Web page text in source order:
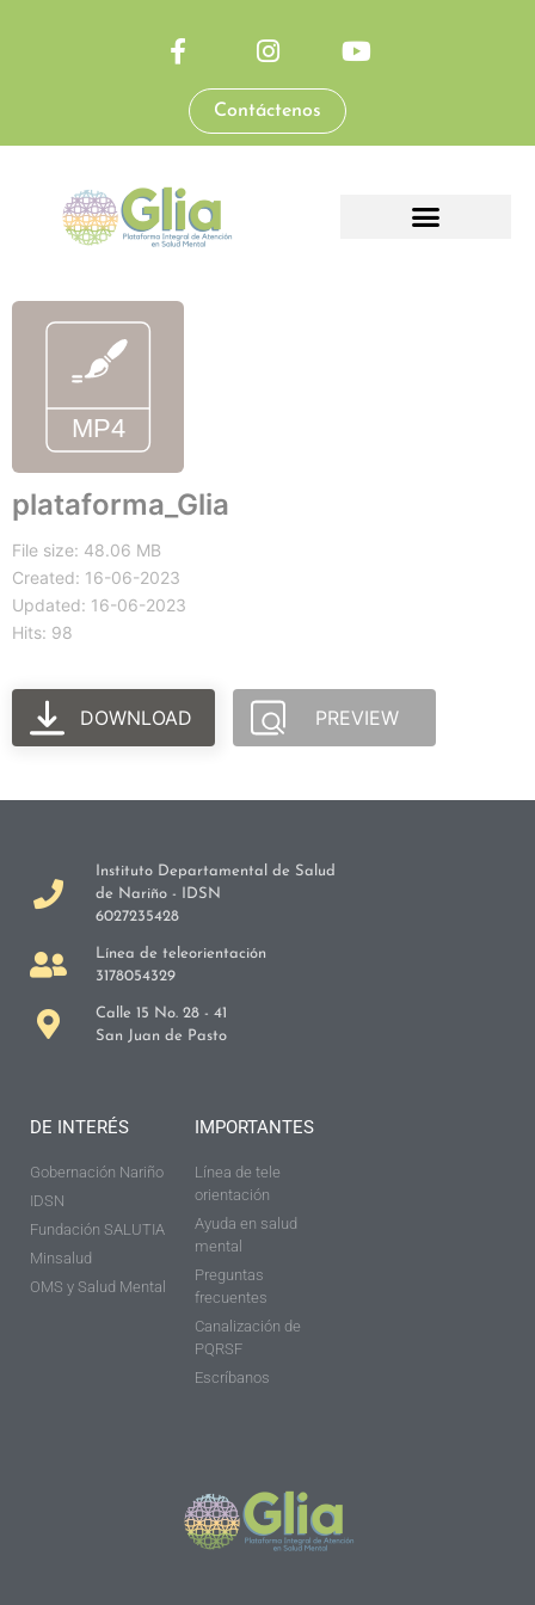
Contáctenos
plataforma_Glia
File size: 48.06 MB
Created: 16-06-2023
Updated: 16-06-2023
Hits: 98
DOWNLOAD PREVIEW
Instituto Departamental de Salud
de Nariño - IDSN
6027235428
Línea de teleorientación
3178054329
Calle 15 No. 28 - 41
San Juan de Pasto
DE INTERÉS
Gobernación Nariño
IDSN
Fundación SALUTIA
Minsalud
OMS y Salud Mental
IMPORTANTES
Línea de tele
orientación
Ayuda en salud
mental
Preguntas
frecuentes
Canalización de
PQRSF
Escríbanos